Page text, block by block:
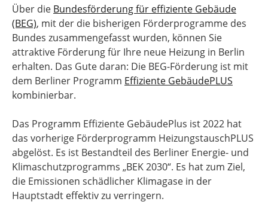
Über die Bundesförderung für effiziente Gebäude
(BEG), mit der die bisherigen Förderprogramme des
Bundes zusammengefasst wurden, können Sie
attraktive Förderung für Ihre neue Heizung in Berlin
erhalten. Das Gute daran: Die BEG-Förderung ist mit
dem Berliner Programm Effiziente GebäudePLUS
kombinierbar.
Das Programm Effiziente GebäudePlus ist 2022 hat
das vorherige Förderprogramm HeizungstauschPLUS
abgelöst. Es ist Bestandteil des Berliner Energie- und
Klimaschutzprogramms „BEK 2030“. Es hat zum Ziel,
die Emissionen schädlicher Klimagase in der
Hauptstadt effektiv zu verringern.